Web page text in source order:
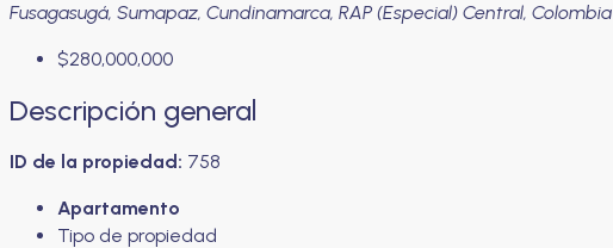
Fusagasugá, Sumapaz, Cundinamarca, RAP (Especial) Central, Colombia
$280,000,000
Descripción general
ID de la propiedad: 758
Apartamento
Tipo de propiedad